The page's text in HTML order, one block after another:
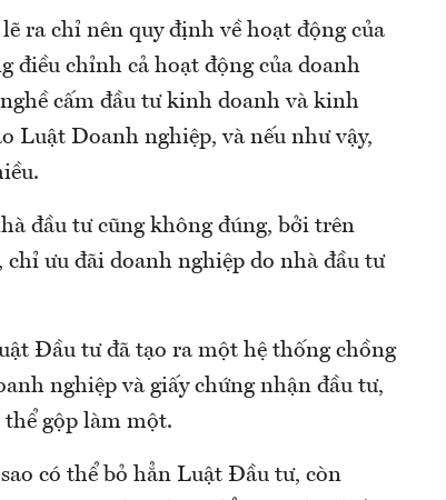
ra chỉ nên quy định về hoạt động của
điều chỉnh cả hoạt động của doanh
cấm đầu tư kinh doanh và kinh
Luật Doanh nghiệp, và nếu như vậy,
đầu tư cũng không đúng, bởi trên
ưu đãi doanh nghiệp do nhà đầu tư
Đầu tư đã tạo ra một hệ thống chồng
nghiệp và giấy chứng nhận đầu tư,
gộp làm một.
có thể bỏ hẳn Luật Đầu tư, còn